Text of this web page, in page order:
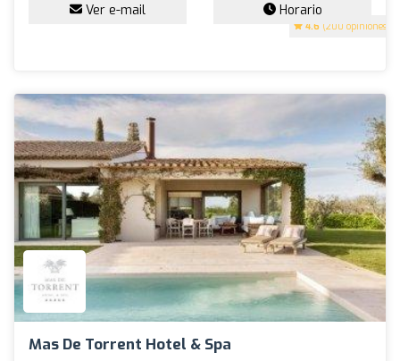
4.6 (200 opiniones)
Ver e-mail Horario
Mas De Torrent Hotel & Spa